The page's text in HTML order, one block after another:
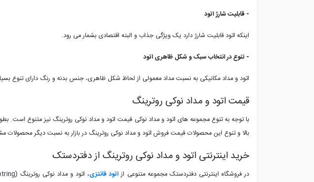
- قابلیت شارژ اتود
اینکه اتود قابلیت شارژ دارد یک ویژگی جذاب و البته اقتصادی بشمار می رود.
- تنوع در انتخاب سبک و شکل ظاهری اتود
اتود و مداد مکانیکی به نسبت مداد معمولی از لحاظ شکل ظاهری، جنس بدنه و رنگ دارای تنوع
قیمت اتود و مداد نوکی روترینگ
با توجه به تنوع مجموعه های اتود و مداد نوکی قیمت اتود و مداد نوکی روترینگ نیز متنوع
بالا و تنوع این محصولات قیمت فروش اتود و مداد نوکی روترینگ در بازار به نسبت دیگر
خرید اینترنتی اتود و مداد نوکی روترینگ از دفتردستک
در فروشگاه اینترنتی دفتردستک مجموعه متنوعی ازاتود فانتزی، اتود و مداد نوکی روترینگ (